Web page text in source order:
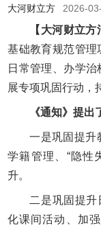
大河财立方 2026-
【大河财立方
基础教育规范管理
日常管理、办学
展专项巩固行动，
《通知》提出
一是巩固提升
学籍管理、“隐性
升。
二是巩固提升
化课间活动、加